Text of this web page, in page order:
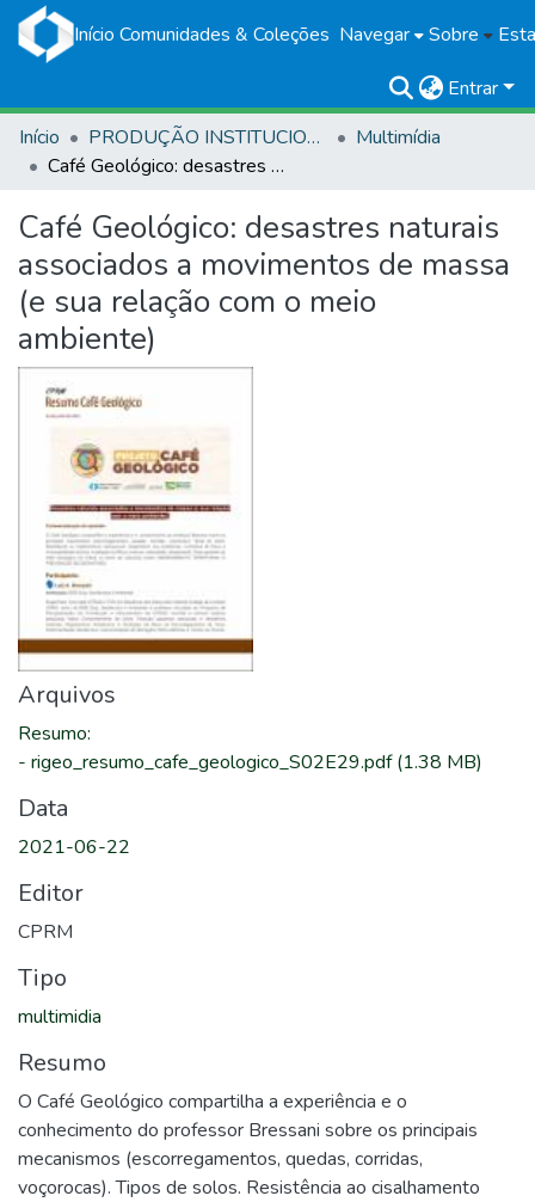
Início Comunidades & Coleções Navegar Sobre
Entrar
Início
PRODUÇÃO INSTITUCIONAL
Multimídia
Café Geológico: desastres naturais associados a movimentos de massa (e sua relação com o meio ambiente)
Café Geológico: desastres naturais
associados a movimentos de massa
(e sua relação com o meio
ambiente)
Arquivos
Resumo:
- rigeo_resumo_cafe_geologico_S02E29.pdf(1.38 MB)
Data
2021-06-22
Editor
CPRM
Tipo
multimidia
Resumo
O Café Geológico compartilha a experiência e o
conhecimento do professor Bressani sobre os principais
mecanismos (escorregamentos, quedas, corridas,
voçorocas). Tipos de solos. Resistência ao cisalhamento